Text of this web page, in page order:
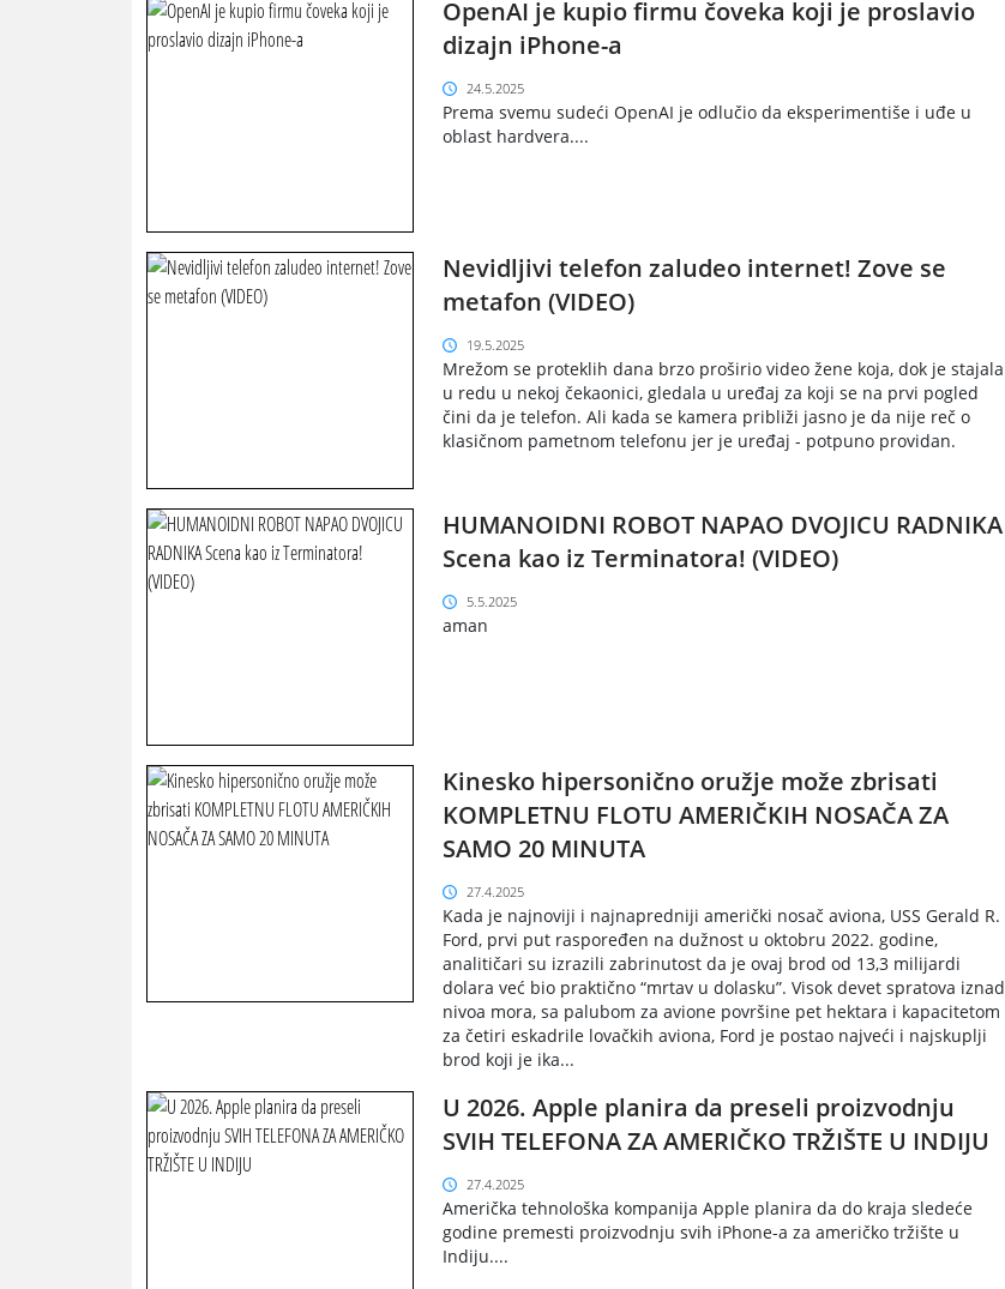
OpenAI je kupio firmu čoveka koji je proslavio
dizajn iPhone-a
24.5.2025
Prema svemu sudeći OpenAI je odlučio da eksperimentiše i uđe u
oblast hardvera....
Nevidljivi telefon zaludeo internet! Zove se
metafon (VIDEO)
19.5.2025
Mrežom se proteklih dana brzo proširio video žene koja, dok je stajala
u redu u nekoj čekaonici, gledala u uređaj za koji se na prvi pogled
čini da je telefon. Ali kada se kamera približi jasno je da nije reč o
klasičnom pametnom telefonu jer je uređaj - potpuno providan.
HUMANOIDNI ROBOT NAPAO DVOJICU RADNIKA
Scena kao iz Terminatora! (VIDEO)
5.5.2025
aman
Kinesko hipersonično oružje može zbrisati
KOMPLETNU FLOTU AMERIČKIH NOSAČA ZA
SAMO 20 MINUTA
27.4.2025
Kada je najnoviji i najnapredniji američki nosač aviona, USS Gerald R.
Ford, prvi put raspoređen na dužnost u oktobru 2022. godine,
analitičari su izrazili zabrinutost da je ovaj brod od 13,3 milijardi
dolara već bio praktično “mrtav u dolasku”. Visok devet spratova iznad
nivoa mora, sa palubom za avione površine pet hektara i kapacitetom
za četiri eskadrile lovačkih aviona, Ford je postao najveći i najskuplji
brod koji je ika...
U 2026. Apple planira da preseli proizvodnju
SVIH TELEFONA ZA AMERIČKO TRŽIŠTE U INDIJU
27.4.2025
Američka tehnološka kompanija Apple planira da do kraja sledeće
godine premesti proizvodnju svih iPhone-a za američko tržište u
Indiju....